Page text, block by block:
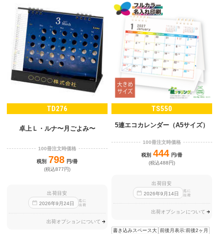
TD276
卓上Ｌ・ルナ〜月ごよみ〜
100冊注文時価格
税別 798 円/冊
(税込877円)
出荷目安
2026年9 月24日
迄に
出荷
出荷オプションについて
TS550
5連エコカレンダー（A5サイズ）
100冊注文時価格
税別 444 円/冊
(税込488円)
出荷目安
2026年9 月14日
迄に
出荷
出荷オプションについて
書き込みスペース大 前後月表示:前後2ヶ月